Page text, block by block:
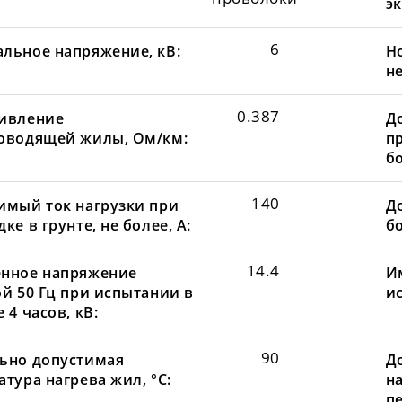
напряжение, кВ: 6
жилы, Ом/км:
0.387
ток нагрузки при
в грунте, не более, А:
140
напряжение
50 Гц при испытании в
4 часов, кВ:
14.4
допустимая
нагрева жил, °С:
90